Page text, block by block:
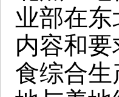
业部在
内容和
食综合